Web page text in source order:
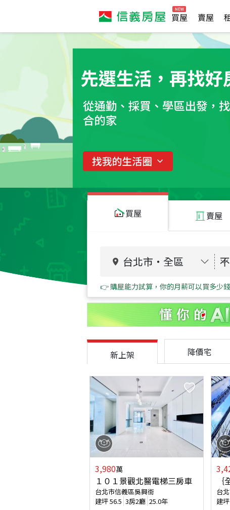
買屋 賣屋
買屋 賣屋
台北市 ・ 全區
👉 購屋能力試算，你的月薪可以買多少
新上架 降價宅
3,980萬
１０１景觀北醫電梯三房車
台北市信義區吳興街
建坪56.5 3房2廳 25.0年
台
建坪